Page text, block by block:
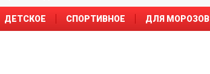
ДЕТСКОЕ СПОРТИВНОЕ ДЛЯ МОРОЗОВ